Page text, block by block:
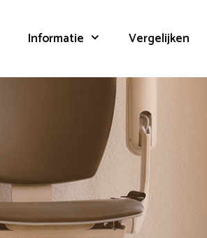
Informatie Vergelijken